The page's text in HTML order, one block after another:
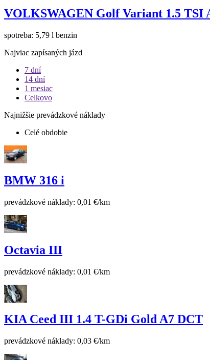
VOLKSWAGEN Golf Variant 1.5 TSI
spotreba: 5,79 l benzin
Najviac zapísaných jázd
7 dní
14 dní
1 mesiac
Celkovo
Najnižšie prevádzkové náklady
Celé obdobie
BMW 316 i
prevádzkové náklady: 0,01 €/km
Octavia III
prevádzkové náklady: 0,01 €/km
KIA Ceed III 1.4 T-GDi Gold A7 DCT
prevádzkové náklady: 0,03 €/km